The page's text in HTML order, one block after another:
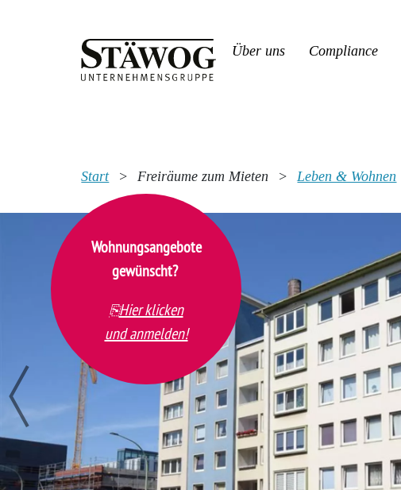
Über uns Compliance
Start > Freiräume zum Mieten > Leben & Wohnen
Wohnungsangebote
gewünscht?
Hier klicken
und anmelden!
Vorheriger Eintrag